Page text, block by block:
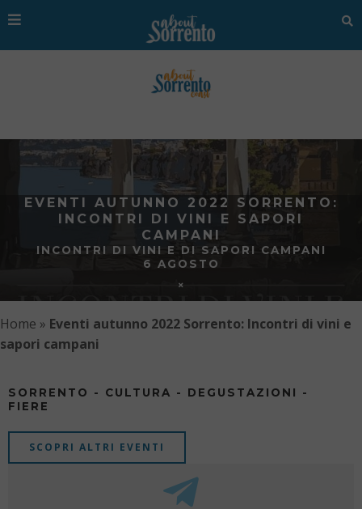
EVENTI AUTUNNO 2022 SORRENTO:
INCONTRI DI VINI E SAPORI
CAMPANI
INCONTRI DI VINI E DI SAPORI CAMPANI
6 AGOSTO
Home » Eventi autunno 2022 Sorrento: Incontri di vini e
sapori campani
SORRENTO - CULTURA - DEGUSTAZIONI -
FIERE
SCOPRI ALTRI EVENTI